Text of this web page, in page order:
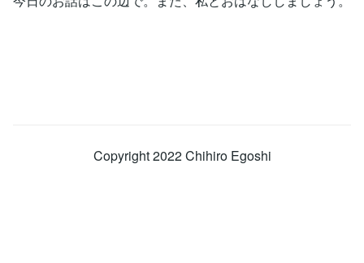
Copyright 2022 Chihiro Egoshi